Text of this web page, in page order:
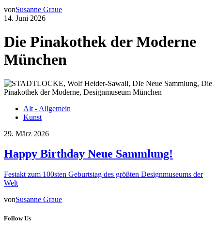
vonSusanne Graue
14. Juni 2026
Die Pinakothek der Moderne
München
Alt - Allgemein
Kunst
29. März 2026
Happy Birthday Neue Sammlung!
Festakt zum 100sten Geburtstag des größten Designmuseums der
Welt
vonSusanne Graue
Follow Us